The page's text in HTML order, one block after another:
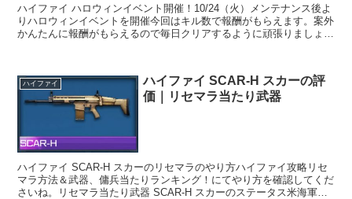
ハイファイ ハロウィンイベント開催！10/24（火）メンテナンス後よ
りハロウィンイベントを開催今回はキル数で報酬がもらえます。案外
かんたんに報酬がもらえるので毎日クリアするように頑張りましょ
ハイファイ
ハイファイ SCAR-H スカーの評
価｜リセマラ当たり武器
ハイファイ SCAR-H スカーのリセマラのやり方ハイファイ攻略リセ
マラ方法＆武器、傭兵当たりランキング！にてやり方を確認してくだ
さいね。リセマラ当たり武器 SCAR-H スカーのステータス米海軍の